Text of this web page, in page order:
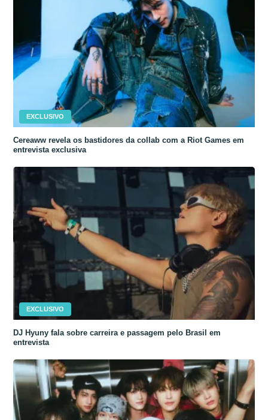
EXCLUSIVO
Cereaww revela os bastidores da collab com a Riot Games em
entrevista exclusiva
EXCLUSIVO
DJ Hyuny fala sobre carreira e passagem pelo Brasil em
entrevista